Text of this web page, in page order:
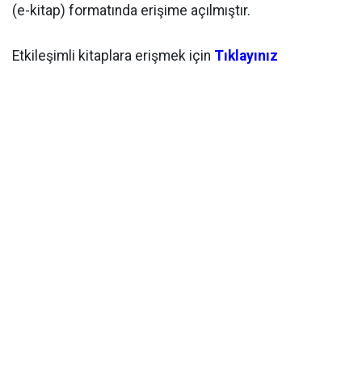
(e-kitap) formatında erişime açılmıştır.
Etkileşimli kitaplara erişmek için Tıklayınız